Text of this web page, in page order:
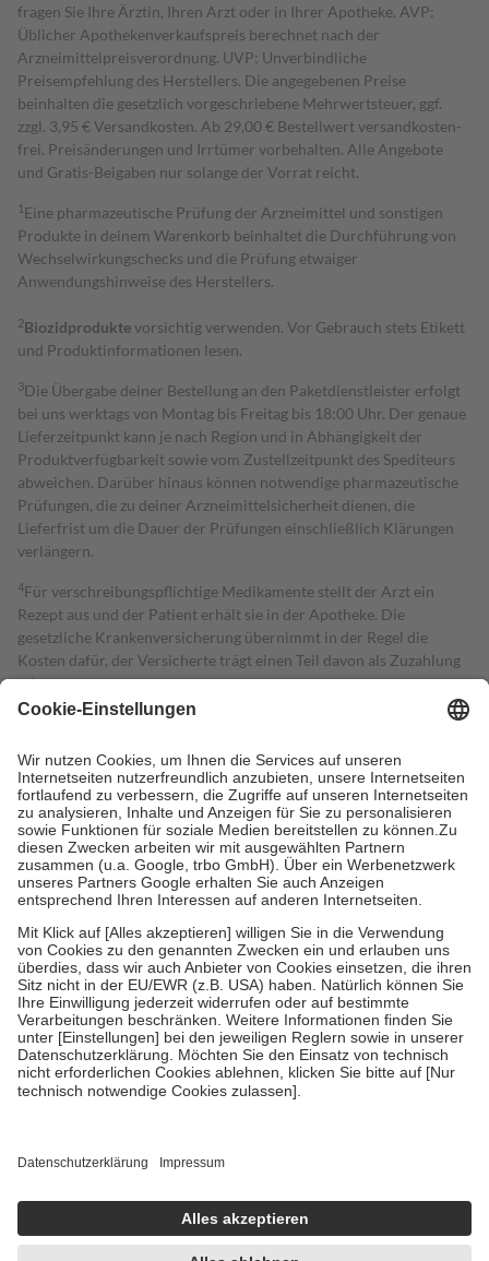
fragen Sie Ihre Ärztin, Ihren Arzt oder in Ihrer Apotheke. AVP:
Üblicher Apothekenverkaufspreis berechnet nach der
Arzneimittelpreisverordnung. UVP: Unverbindliche
Preisempfehlung des Herstellers. Die angegebenen Preise
beinhalten die gesetzlich vorgeschriebene Mehrwertsteuer, ggf.
zzgl. 3,95 € Versandkosten. Ab 29,00 € Bestell­wert versand­kosten­
frei. Preisänderungen und Irrtümer vorbehalten. Alle Angebote
und Gratis-Beigaben nur solange der Vorrat reicht.
1 Eine pharmazeutische Prüfung der Arzneimittel und sonstigen
Produkte in deinem Warenkorb beinhaltet die Durchführung von
Wechselwirkungschecks und die Prüfung etwaiger
Anwendungshinweise des Herstellers.
2Biozidproduktevorsichtig verwenden. Vor Gebrauch stets Etikett
und Produktinformationen lesen.
3Die Übergabe deiner Bestellung an den Paketdienstleister erfolgt
bei uns werktags von Montag bis Freitag bis 18:00 Uhr. Der genaue
Lieferzeitpunkt kann je nach Region und in Abhängigkeit der
Produktverfügbarkeit sowie vom Zustellzeitpunkt des Spediteurs
abweichen. Darüber hinaus können notwendige pharmazeutische
Prüfungen, die zu deiner Arzneimittelsicherheit dienen, die
Lieferfrist um die Dauer der Prüfungen einschließlich Klärungen
verlängern.
4Für verschreibungspflichtige Medikamente stellt der Arzt ein
Rezept aus und der Patient erhält sie in der Apotheke. Die
gesetzliche Krankenversicherung übernimmt in der Regel die
Kosten dafür, der Versicherte trägt einen Teil davon als Zuzahlung
mit.
Grundsätzlich leisten Mitglieder Zuzahlungen in Höhe von zehn
höchstens zehn Euro.
Es sind jedoch nie mehr als die tatsächlichen
Kosten der Leistung zu entrichten.
Diese Regeln gelten grundsätzlich auch für Online-Apotheken.
Bei Heilmitteln und häuslicher Krankenpflege beträgt die
Zuzahlung zehn Prozent der Kosten sowie zehn Euro je
Verordnung.
Um das Engagement der Versicherten für ihre eigene Gesundheit zu
stärken und die besondere Stellung der Familie zu unterstützen,
fallenkeine Zuzahlungenan bei:
• Kindern und Jugendlichen bis zum vollendeten 18. Lebensjahr
mit Ausnahme der Fahrkosten
• Untersuchungen zur Vorsorge und Früherkennung, die von der
GKV getragen werden
• empfohlenen Schutzimpfungen
• Harn- und Blutteststreifen
getroffen, um sicherzustellen, dass es sich um echte Bewertungen
https://help.etrusted.com/hc/de/articles/4419944605341
Einige Bilder und Inhalte wurden unter Zuhilfenahme künstlicher